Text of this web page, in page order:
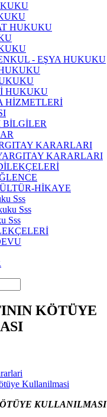
HUKUKU
- EŞYA HUKUKU
HUKUKU
HİZMETLERİ
KARARLARI
KARARLARI
HİKAYE
Sss
Sss
Sss
KÖTÜYE
Kullanilmasi
KULLANILMASI